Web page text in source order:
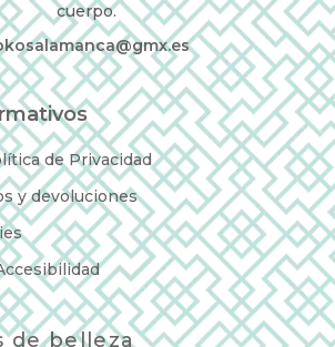
cuerpo.
de Privacidad
y devoluciones
de belleza